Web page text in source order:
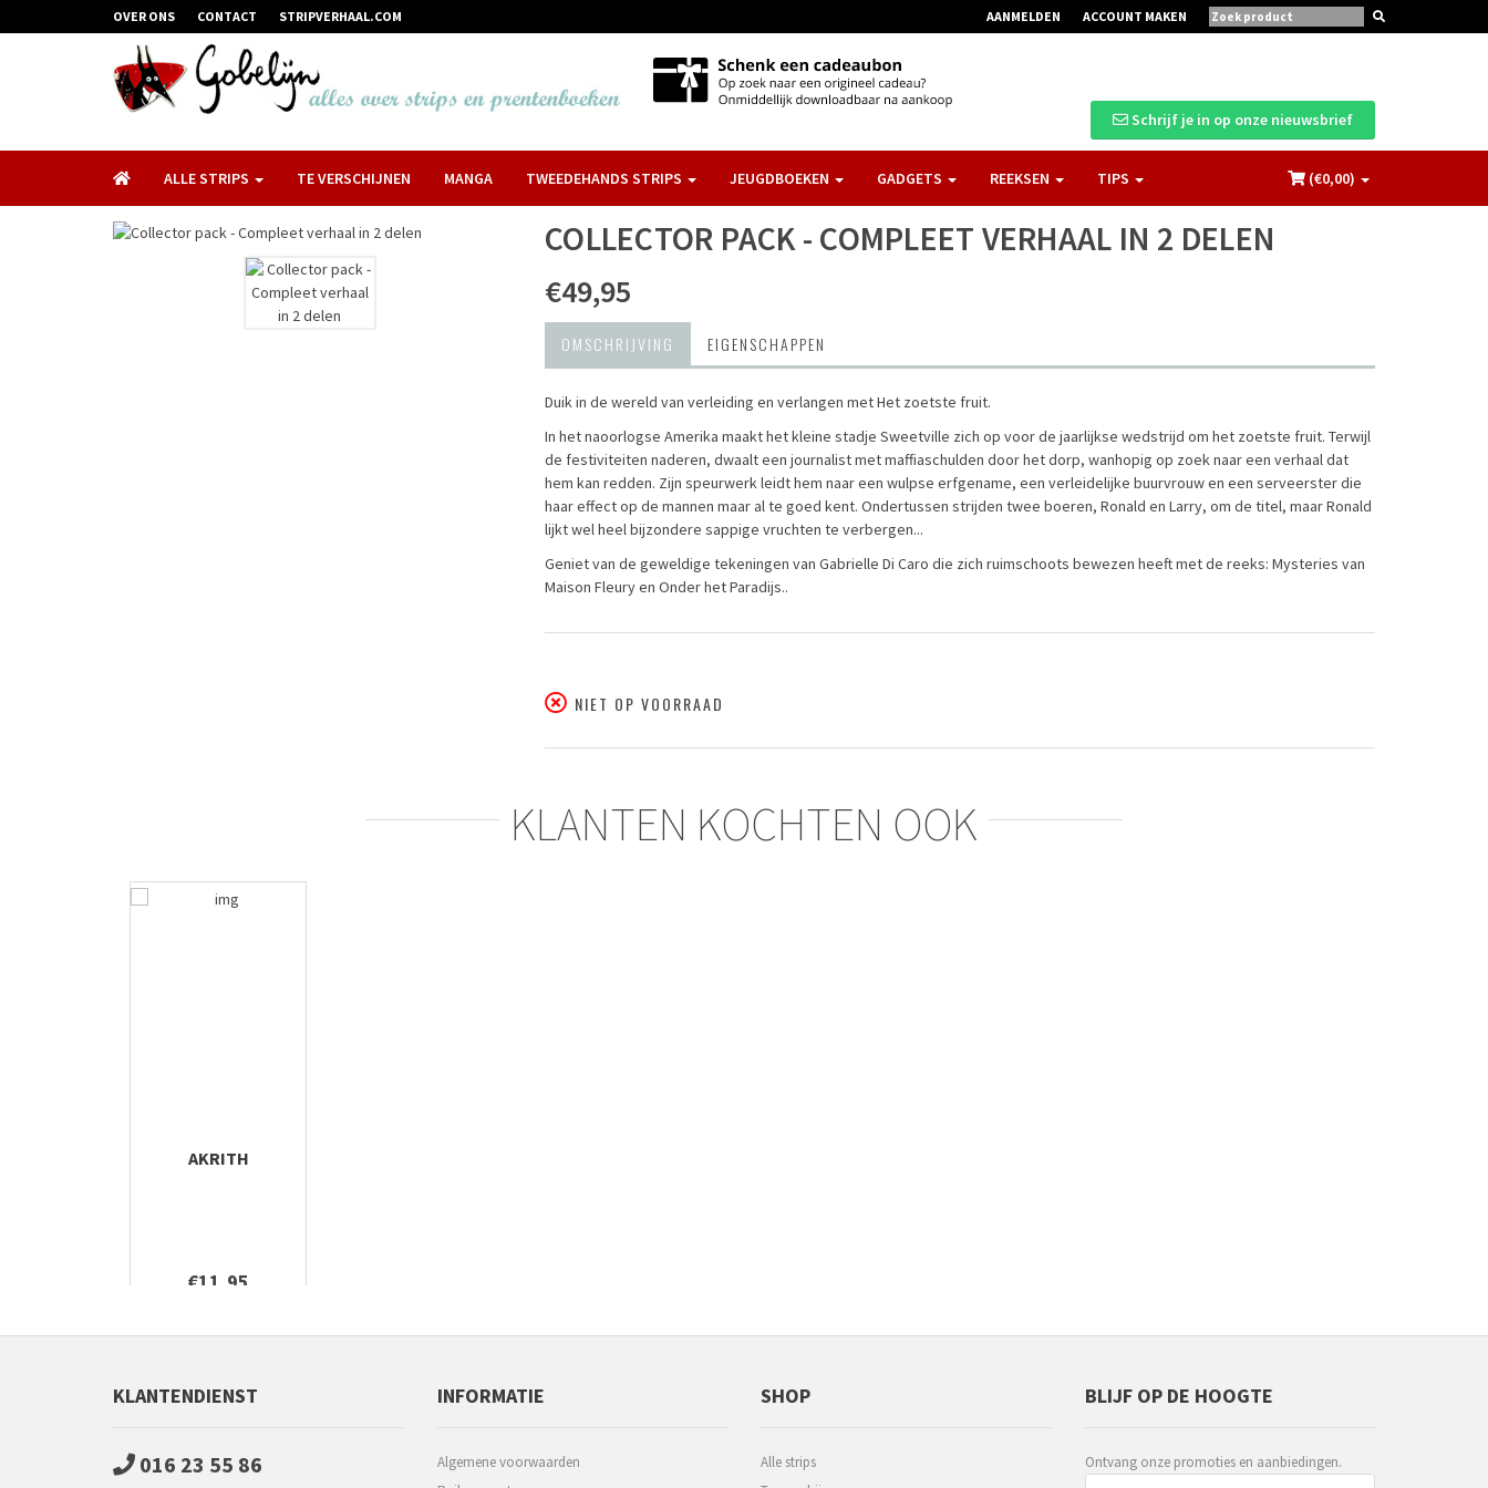
OVER ONS CONTACT STRIPVERHAAL.COM AANMELDEN ACCOUNT MAKEN
Schrijf je in op onze nieuwsbrief
ALLE STRIPS TE VERSCHIJNEN MANGA TWEEDEHANDS STRIPS JEUGDBOEKEN GADGETS REEKSEN TIPS (€0,00)
COLLECTOR PACK - COMPLEET VERHAAL IN 2 DELEN
€49,95
OMSCHRIJVING EIGENSCHAPPEN
Duik in de wereld van verleiding en verlangen met Het zoetste fruit.
In het naoorlogse Amerika maakt het kleine stadje Sweetville zich op voor de jaarlijkse wedstrijd om het zoetste fruit. Terwijl
de festiviteiten naderen, dwaalt een journalist met maffiaschulden door het dorp, wanhopig op zoek naar een verhaal dat
hem kan redden. Zijn speurwerk leidt hem naar een wulpse erfgename, een verleidelijke buurvrouw en een serveerster die
haar effect op de mannen maar al te goed kent. Ondertussen strijden twee boeren, Ronald en Larry, om de titel, maar Ronald
lijkt wel heel bijzondere sappige vruchten te verbergen...
Geniet van de geweldige tekeningen van Gabrielle Di Caro die zich ruimschoots bewezen heeft met de reeks: Mysteries van
Maison Fleury en Onder het Paradijs..
NIET OP VOORRAAD
KLANTEN KOCHTEN OOK
AKRITH
€11,95
KLANTENDIENST
016 23 55 86
INFORMATIE
Algemene voorwaarden
SHOP
Alle strips
BLIJF OP DE HOOGTE
Ontvang onze promoties en aanbiedingen.